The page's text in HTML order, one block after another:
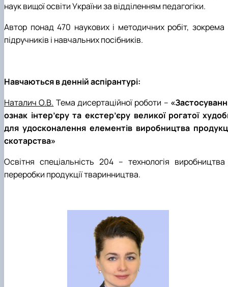
наук вищої освіти України за відділенням педагогіки.
Автор понад 470 наукових і методичних робіт, зокрема
підручників і навчальних посібників.
Навчаються в денній аспірантурі:
Наталич О.В. Тема дисертаційної роботи –
ознак інтер’єру та екстер’єру великої рогатої
для удосконалення елементів виробництва
скотарства»
Освітня спеціальність 204 – технологія виробництва
переробки продукції тваринництва.